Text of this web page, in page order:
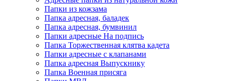
Папки из кожзама
Папка адресная, баладек
Папка адресная, бумвинил
Папки адресные На подпись
Папка Торжественная клятва кадета
Папки адресные с клапанами
Папка адресная Выпускнику
Папка Военная присяга